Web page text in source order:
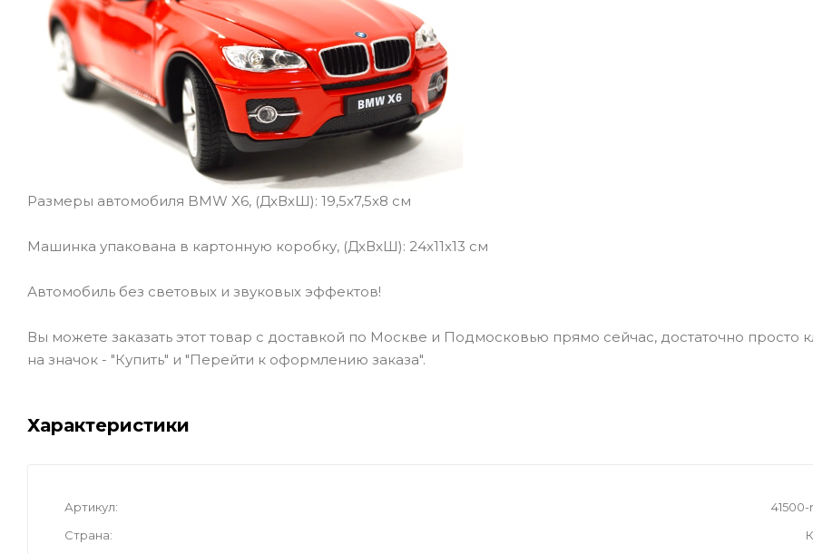
Размеры автомобиля BMW X6, (ДxВxШ): 19,5x7,5x8 см
Машинка упакована в картонную коробку, (ДxВxШ): 24x11x13 см
Автомобиль без световых и звуковых эффектов!
Вы можете заказать этот товар с доставкой по Москве и Подмосковью прямо сейчас, достаточно просто
на значок - "Купить" и "Перейти к оформлению заказа".
Характеристики
Артикул
41500-
Страна